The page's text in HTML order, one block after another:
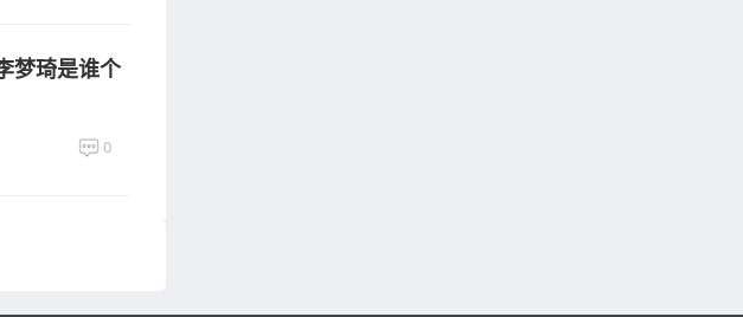
梦琦是谁个
0